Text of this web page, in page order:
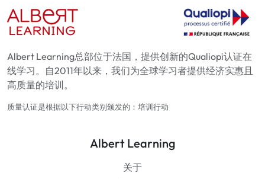
Albert Learning总部位于法国，提供创新的Qualiopi认证在
线学习。自2011年以来，我们为全球学习者提供经济实惠且
高质量的培训。
质量认证是根据以下行动类别颁发的：培训行动
Albert Learning
关于